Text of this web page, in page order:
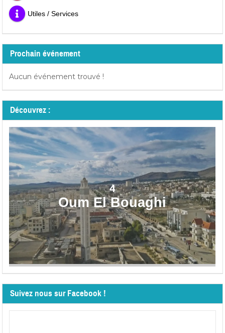
Utiles / Services
Prochain événement
Aucun événement trouvé !
Découvrez :
4
Oum El Bouaghi
Suivez nous sur Facebook !